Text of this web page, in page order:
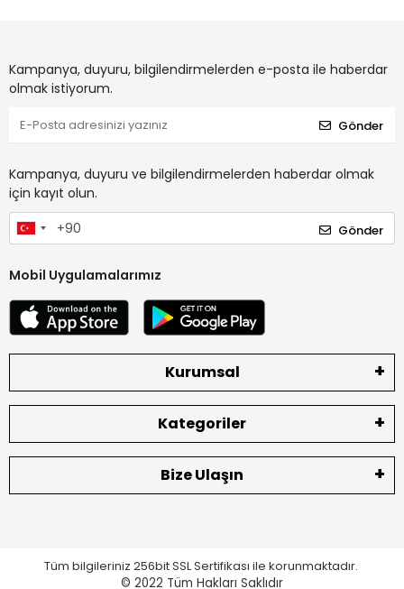
Kampanya, duyuru, bilgilendirmelerden e-posta ile haberdar
olmak istiyorum.
Gönder
Kampanya, duyuru ve bilgilendirmelerden haberdar olmak
için kayıt olun.
Gönder
Mobil Uygulamalarımız
Kurumsal
Kategoriler
Bize Ulaşın
Tüm bilgileriniz 256bit SSL Sertifikası ile korunmaktadır.
© 2022 Tüm Hakları Saklıdır